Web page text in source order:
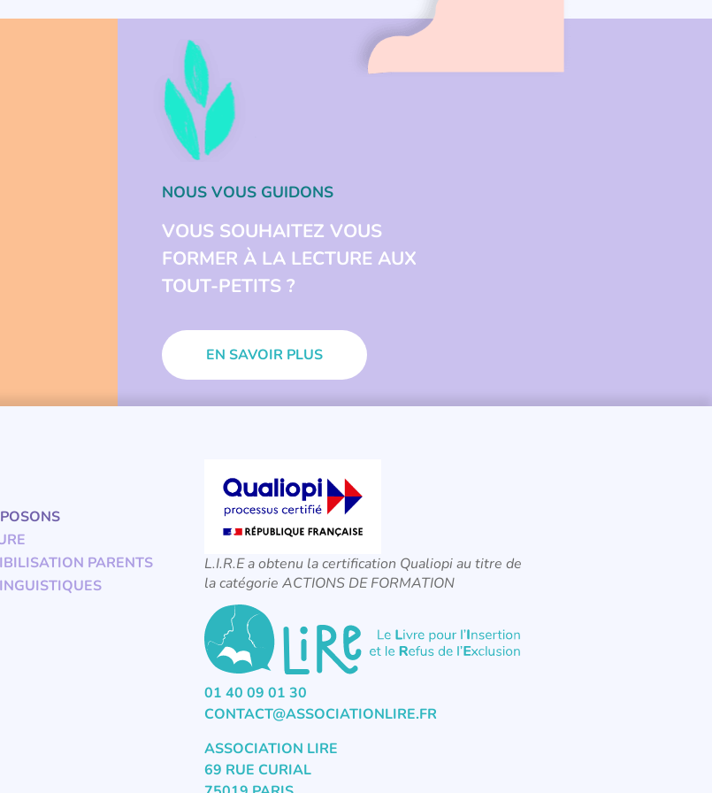
NOUS VOUS GUIDONS
VOUS SOUHAITEZ VOUS
FORMER À LA LECTURE AUX
TOUT-PETITS ?
EN SAVOIR PLUS
PARENTS
L.I.R.E a obtenu la certification Qualiopi au titre de
la catégorie ACTIONS DE FORMATION
01 40 09 01 30
CONTACT@ASSOCIATIONLIRE.FR
ASSOCIATION LIRE
69 RUE CURIAL